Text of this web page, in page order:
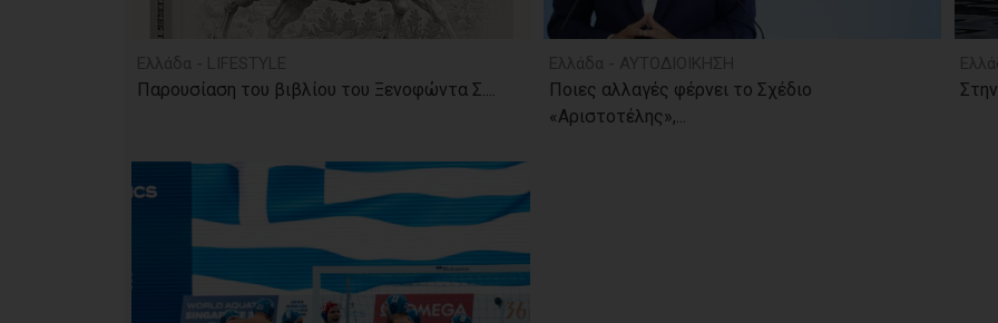
Παρουσίαση του βιβλίου του Ξενοφώντα Σ....
Ποιες αλλαγές φέρνει το Σχέδιο
«Αριστοτέλης»,...